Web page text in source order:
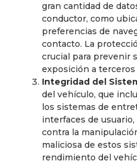
gran cantidad de
conductor, como
preferencias de
contacto. La
crucial para prevenir
exposición a terceros
Integridad del
del vehículo, que
los sistemas de
interfaces de
contra la
maliciosa de estos
rendimiento del